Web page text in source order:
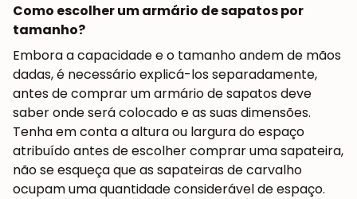
Como escolher um armário de sapatos por
tamanho?
Embora a capacidade e o tamanho andem de mãos
dadas, é necessário explicá-los separadamente,
antes de comprar um armário de sapatos deve
saber onde será colocado e as suas dimensões.
Tenha em conta a altura ou largura do espaço
atribuído antes de escolher comprar uma sapateira,
não se esqueça que as sapateiras de carvalho
ocupam uma quantidade considerável de espaço.
COMUNIDADE
Obtém 5% de desconto.
Novidades e vantagens para subscritores.
Subscrever-me